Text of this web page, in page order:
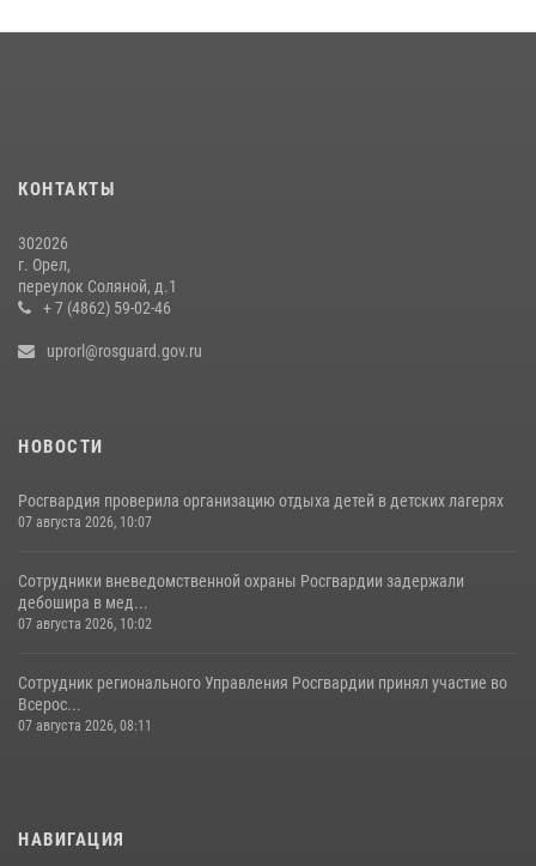
15 июля 2026, 14:49
КОНТАКТЫ
302026
г. Орел,
переулок Соляной, д.1
+ 7 (4862) 59-02-46
uprorl@rosguard.gov.ru
НОВОСТИ
Росгвардия проверила организацию отдыха детей в детских лагерях
07 августа 2026, 10:07
Сотрудники вневедомственной охраны Росгвардии задержали
дебошира в мед...
07 августа 2026, 10:02
Сотрудник регионального Управления Росгвардии принял участие во
Всерос...
07 августа 2026, 08:11
НАВИГАЦИЯ